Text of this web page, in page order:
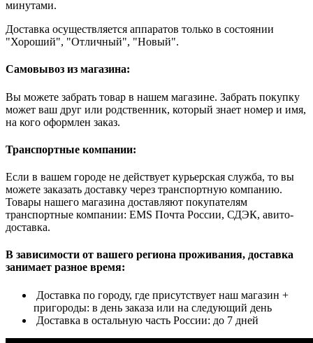
минутами.
Доставка осуществляется аппаратов только в состоянии
"Хороший", "Отличный", "Новый".
Самовывоз из магазина:
Вы можете забрать товар в нашем магазине. Забрать покупку
может ваш друг или родственник, который знает номер и имя,
на кого оформлен заказ.
Транспортные компании:
Если в вашем городе не действует курьерская служба, то вы
можете заказать доставку через транспортную компанию.
Товары нашего магазина доставляют покупателям
транспортные компании: EMS Почта России, СДЭК, авито-
доставка.
В зависимости от вашего региона проживания, доставка
занимает разное время:
Доставка по городу, где присутствует наш магазин +
пригороды: в день заказа или на следующий день
Доставка в остальную часть России: до 7 дней